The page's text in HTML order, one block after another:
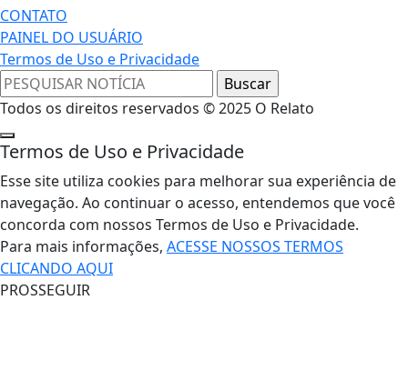
CONTATO
PAINEL DO USUÁRIO
Termos de Uso e Privacidade
Todos os direitos reservados © 2025 O Relato
Termos de Uso e Privacidade
Esse site utiliza cookies para melhorar sua experiência de
navegação. Ao continuar o acesso, entendemos que você
concorda com nossos Termos de Uso e Privacidade.
Para mais informações, ACESSE NOSSOS TERMOS
CLICANDO AQUI
PROSSEGUIR